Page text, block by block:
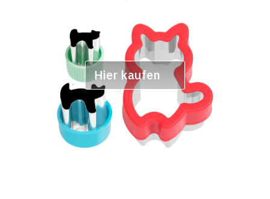
Hier kaufen